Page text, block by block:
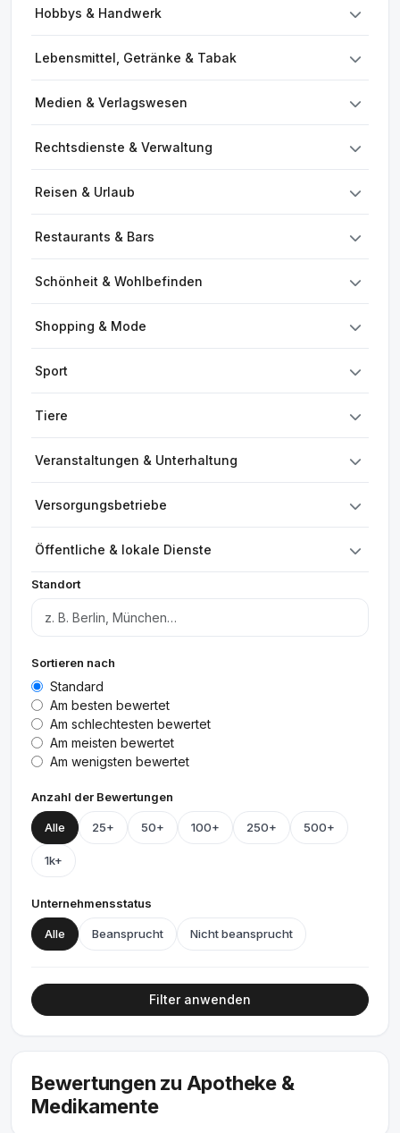
Hobbys & Handwerk
Lebensmittel, Getränke & Tabak
Medien & Verlagswesen
Rechtsdienste & Verwaltung
Reisen & Urlaub
Restaurants & Bars
Schönheit & Wohlbefinden
Shopping & Mode
Sport
Tiere
Veranstaltungen & Unterhaltung
Versorgungsbetriebe
Öffentliche & lokale Dienste
Standort
Sortieren nach
Standard
Am besten bewertet
Am schlechtesten bewertet
Am meisten bewertet
Am wenigsten bewertet
Anzahl der Bewertungen
Alle 25+ 50+ 100+ 250+ 500+
1k+
Unternehmensstatus
Alle Beansprucht Nicht beansprucht
Filter anwenden
Bewertungen zu Apotheke &
Medikamente